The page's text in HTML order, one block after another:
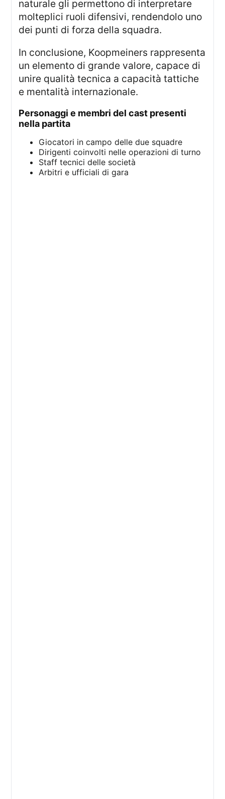
naturale gli permettono di interpretare
molteplici ruoli difensivi, rendendolo uno
dei punti di forza della squadra.
In conclusione, Koopmeiners rappresenta
un elemento di grande valore, capace di
unire qualità tecnica a capacità tattiche
e mentalità internazionale.
Personaggi e membri del cast presenti
nella partita
Giocatori in campo delle due squadre
Dirigenti coinvolti nelle operazioni di turno
Staff tecnici delle società
Arbitri e ufficiali di gara